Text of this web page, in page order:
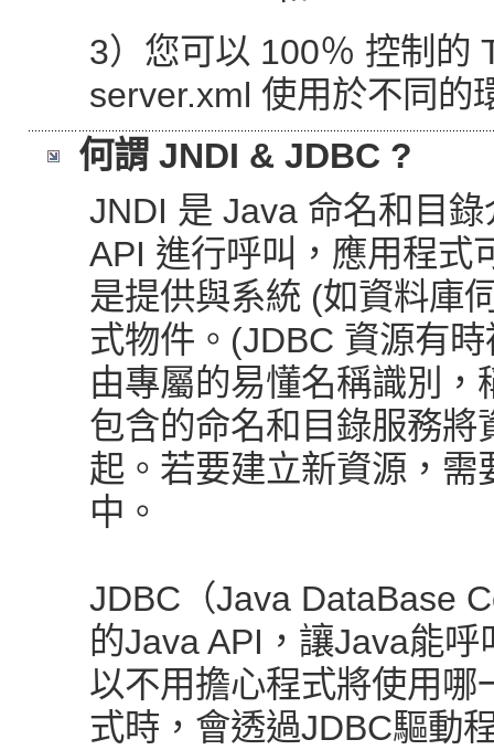
3）您可以 100％ 控制的
server.xml 使用於不同的
何謂 JNDI & JDBC ?
JNDI 是 Java 命名和目
API 進行呼叫，應用程式
是提供與系統 (如資料庫
式物件。(JDBC 資源有
由專屬的易懂名稱識別
包含的命名和目錄服務
起。若要建立新資源，
中。
JDBC（Java DataBase
的Java API，讓Java能
以不用擔心程式將使用
式時，會透過JDBC驅動